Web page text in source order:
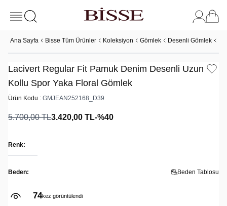
Ana Sayfa Bisse Tüm Ürünler Koleksiyon Gömlek Desenli Gömlek
Lacivert Regular Fit Pamuk Denim Desenli Uzun
Kollu Spor Yaka Floral Gömlek
Ürün Kodu : GMJEAN252168_D39
5.700,00TL3.420,00 TL-%40
Renk:
Beden: Beden Tablosu
74kez görüntülendi